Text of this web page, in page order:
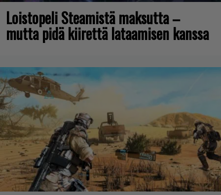
Loistopeli Steamistä maksutta –
mutta pidä kiirettä lataamisen kanssa